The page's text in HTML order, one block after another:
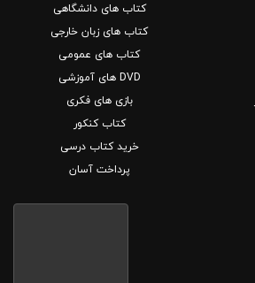
کتاب های دانشگاهی
کتاب های زبان خارجی
کتاب های عمومی
DVD های آموزشی
بازی های فکری
کتاب کنکور
خرید کتاب درسی
پرداخت آسان